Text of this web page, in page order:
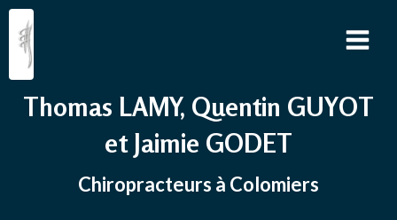
Thomas LAMY, Quentin GUYOT
et Jaimie GODET
Chiropracteurs à Colomiers